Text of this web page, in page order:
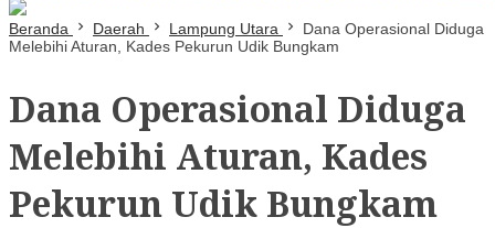
Beranda Daerah Lampung Utara
Dana Operasional Diduga
Melebihi Aturan, Kades Pekurun Udik Bungkam
Dana Operasional Diduga
Melebihi Aturan, Kades
Pekurun Udik Bungkam